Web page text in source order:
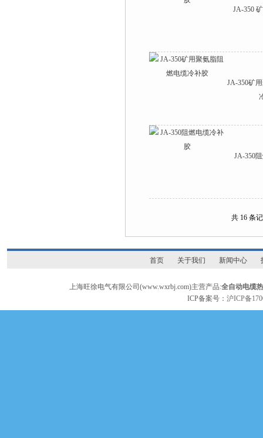
JA-350
JA-350矿
JA-350
共 16 条
首页 关于我们 新闻中心
上海旺徐电气有限公司(www.wxrbj.com)主营产品:全自动电缆
ICP备案号：沪ICP备